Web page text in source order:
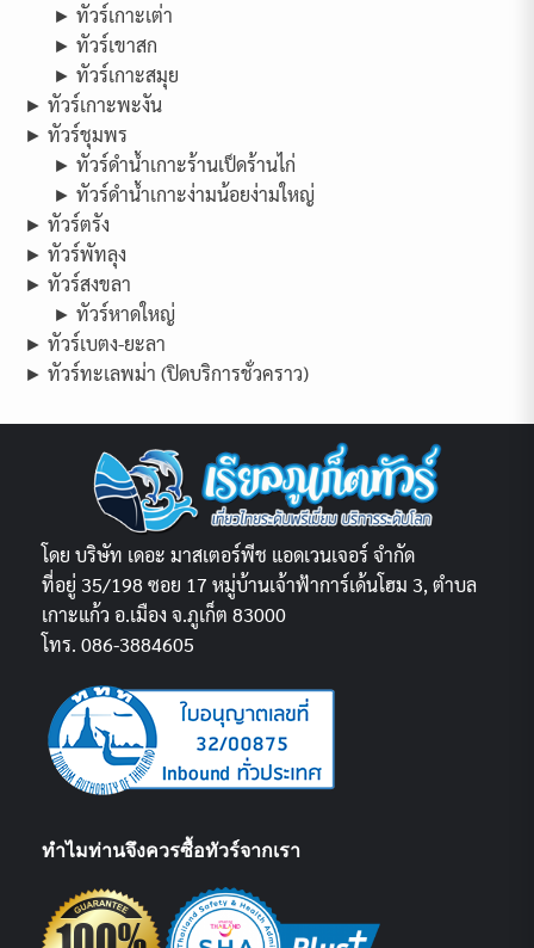
► ทัวร์เกาะเต่า
► ทัวร์เขาสก
► ทัวร์เกาะสมุย
► ทัวร์เกาะพะงัน
► ทัวร์ชุมพร
► ทัวร์ดำน้ำเกาะร้านเป็ดร้านไก่
► ทัวร์ดำน้ำเกาะง่ามน้อยง่ามใหญ่
► ทัวร์ตรัง
► ทัวร์พัทลุง
► ทัวร์สงขลา
► ทัวร์หาดใหญ่
► ทัวร์เบตง-ยะลา
► ทัวร์ทะเลพม่า (ปิดบริการชั่วคราว)
โดย บริษัท เดอะ มาสเตอร์พีช แอดเวนเจอร์ จำกัด
ที่อยู่ 35/198 ซอย 17 หมู่บ้านเจ้าฟ้าการ์เด้นโฮม 3, ตำบล
เกาะแก้ว อ.เมือง จ.ภูเก็ต 83000
โทร. 086-3884605
ทำไมท่านจึงควรซื้อทัวร์จากเรา